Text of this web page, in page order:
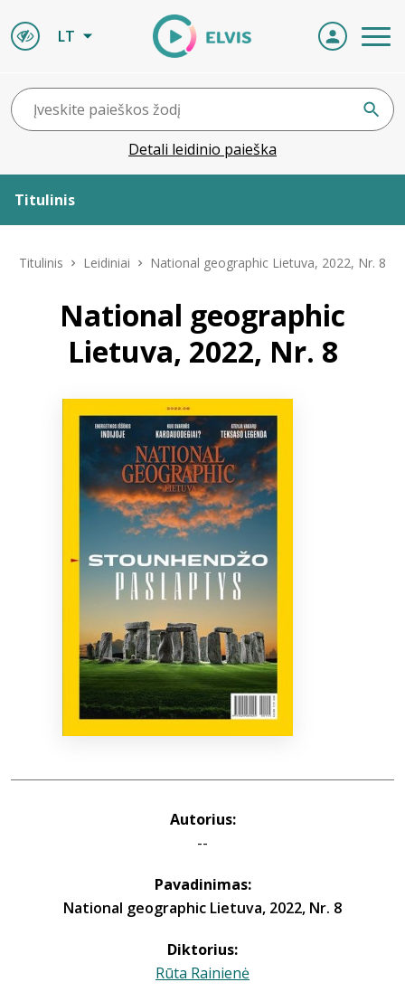
LT
Detali leidinio paieška
Titulinis
Leidiniai
ELVIS atvyksta
Naujienos
Bibliotekoms
Titulinis Leidiniai National geographic Lietuva, 2022, Nr. 8
National geographic
Lietuva, 2022, Nr. 8
Autorius:
--
Pavadinimas:
National geographic Lietuva, 2022, Nr. 8
Diktorius:
Rūta Rainienė